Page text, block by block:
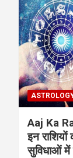
Aaj Ka
इन
सुविधाओं में